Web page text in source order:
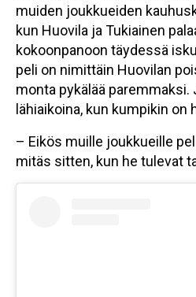
muiden joukkueiden
kun Huovila ja Tukiainen
kokoonpanoon täydessä
peli on nimittäin Huovilan
monta pykälää paremmaksi.
lähiaikoina, kun kumpikin on
– Eikös muille joukkueille
mitäs sitten, kun he tulevat